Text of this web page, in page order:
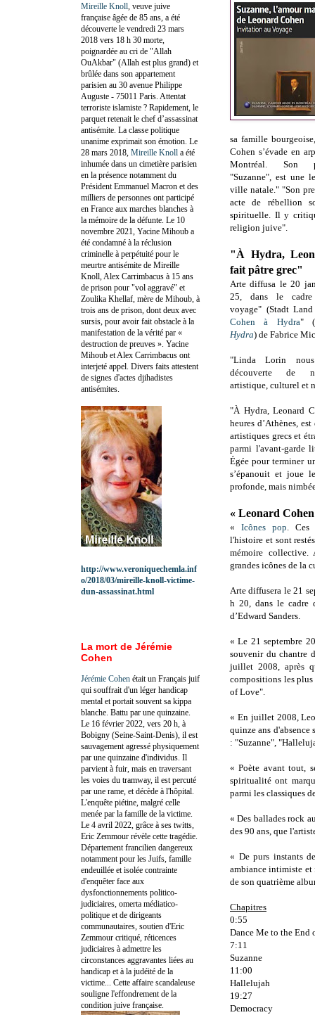
sa famille
Cohen s’évade en
Montréal. Son
"Suzanne", est une
ville natale." "Son
acte de rébellion
spirituelle. Il y
religion juive".
"À Hydra,
fait pâtre grec"
Arte diffusa le 20
25, dans le
voyage" (Stadt
Cohen à Hydra" (
Hydra) de Fabrice
"Linda Lorin
découverte de
artistique, culturel et
"À Hydra, Leonard
heures d’Athènes,
artistiques grecs et
parmi l'avant-garde
Égée pour terminer
s’épanouit et joue
profonde, mais
« Leonard
«Icônes pop. Ces
l'histoire et sont
mémoire collective.
grandes icônes de la
Arte diffusera le 21
h 20, dans le cadre
d’Edward Sanders.
« Le 21 septembre
souvenir du chantre
juillet 2008, après
compositions les
of Love".
« En juillet 2008,
quinze ans
: "Suzanne",
« Poète avant tout,
spiritualité ont
parmi les classiques
« Des ballades rock
des 90 ans, que
« De purs instants
ambiance intimiste et
de son quatrième
Chapitres
0:55
Dance Me to the End
7:11
Suzanne
11:00
Hallelujah
19:27
Democracy
Mireille Knoll , veuve juive
française âgée de 85 ans, a été
découverte le vendredi 23 mars
2018 vers 18 h 30 morte,
poignardée au cri de "Allah
OuAkbar" (Allah est plus grand) et
brûlée dans son appartement
parisien au 30 avenue Philippe
Auguste - 75011 Paris. Attentat
terroriste islamiste ? Rapidement, le
parquet retenait le chef d’assassinat
antisémite. La classe politique
unanime exprimait son émotion. Le
28 mars 2018, Mireille Knoll a été
inhumée dans un cimetière parisien
en la présence notamment du
Président Emmanuel Macron et des
milliers de personnes ont participé
en France aux marches blanches à
la mémoire de la défunte. Le 10
novembre 2021, Yacine Mihoub a
été condamné à la réclusion
criminelle à perpétuité pour le
meurtre antisémite de Mireille
Knoll, Alex Carrimbacus à 15 ans
de prison pour "vol aggravé" et
Zoulika Khellaf, mère de Mihoub, à
trois ans de prison, dont deux avec
sursis, pour avoir fait obstacle à la
manifestation de la vérité par «
destruction de preuves ». Yacine
Mihoub et Alex Carrimbacus ont
interjeté appel. Divers faits attestent
de signes d'actes djihadistes
antisémites.
http://www.veroniquechemla.inf
o/2018/03/mireille-knoll-victime-
dun-assassinat.html
La mort de Jérémie
Cohen
Jérémie Cohen était un Français juif
qui souffrait d'un léger handicap
mental et portait souvent sa kippa
blanche. Battu par une quinzaine.
Le 16 février 2022, vers 20 h, à
Bobigny (Seine-Saint-Denis), il est
sauvagement agressé physiquement
par une quinzaine d'individus. Il
parvient à fuir, mais en traversant
les voies du tramway, il est percuté
par une rame, et décède à l'hôpital.
L'enquête piétine, malgré celle
menée par la famille de la victime.
Le 4 avril 2022, grâce à ses twitts,
Eric Zemmour révèle cette tragédie.
Département francilien dangereux
notamment pour les Juifs, famille
endeuillée et isolée contrainte
d'enquêter face aux
dysfonctionnements politico-
judiciaires, omerta médiatico-
politique et de dirigeants
communautaires, soutien d'Eric
Zemmour critiqué, réticences
judiciaires à admettre les
circonstances aggravantes liées au
handicap et à la judéité de la
victime... Cette affaire scandaleuse
souligne l'effondrement de la
condition juive française.